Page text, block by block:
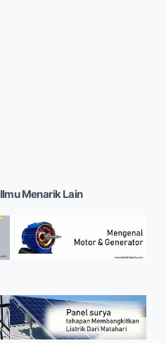
Ilmu Menarik Lain